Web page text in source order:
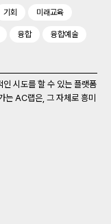
기회 미래교육
융합 융합예술
시도를 할 수 있는 플랫폼
는 AC랩은, 그 자체로 흥미